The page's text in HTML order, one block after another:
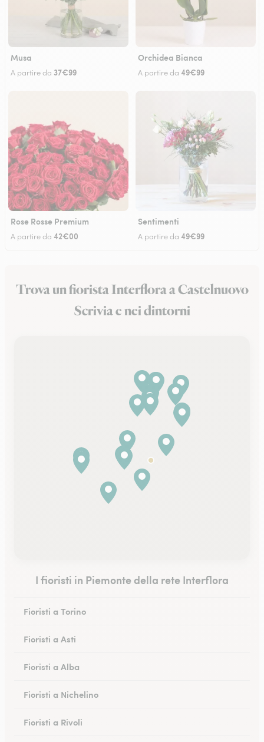
Musa
A partire da 37€99
Orchidea Bianca
A partire da 49€99
Rose Rosse Premium
A partire da 42€00
Sentimenti
A partire da 49€99
Trova un fiorista Interflora a Castelnuovo
Scrivia e nei dintorni
I fioristi in Piemonte della rete Interflora
Fioristi a Torino
Fioristi a Asti
Fioristi a Alba
Fioristi a Nichelino
Fioristi a Rivoli